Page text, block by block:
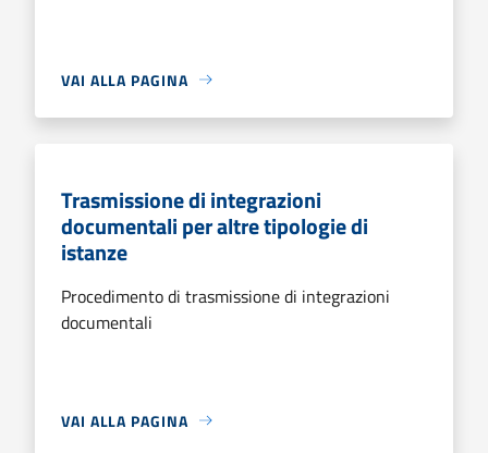
VAI ALLA PAGINA
Trasmissione di integrazioni
documentali per altre tipologie di
istanze
Procedimento di trasmissione di integrazioni
documentali
VAI ALLA PAGINA